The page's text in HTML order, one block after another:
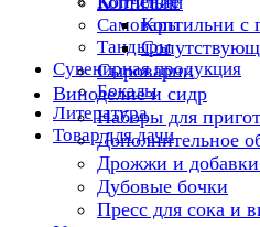
Самовары
Тандыры
Сувенирная продукция
Бокалы
Литература
Товар для дачи
Коптильни с
Сыроварни
Виноделие и сидр
Наборы для
Дополнительное
Дрожжи и
Дубовые бочки
Пресс для сока и